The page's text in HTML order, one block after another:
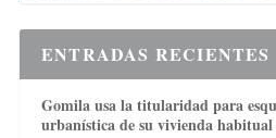
ENTRADAS RECIENTES
Gomila usa la titularidad para
urbanística de su vivienda habitual